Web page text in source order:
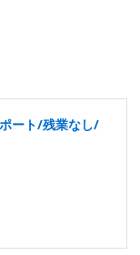
ート/残業なし/